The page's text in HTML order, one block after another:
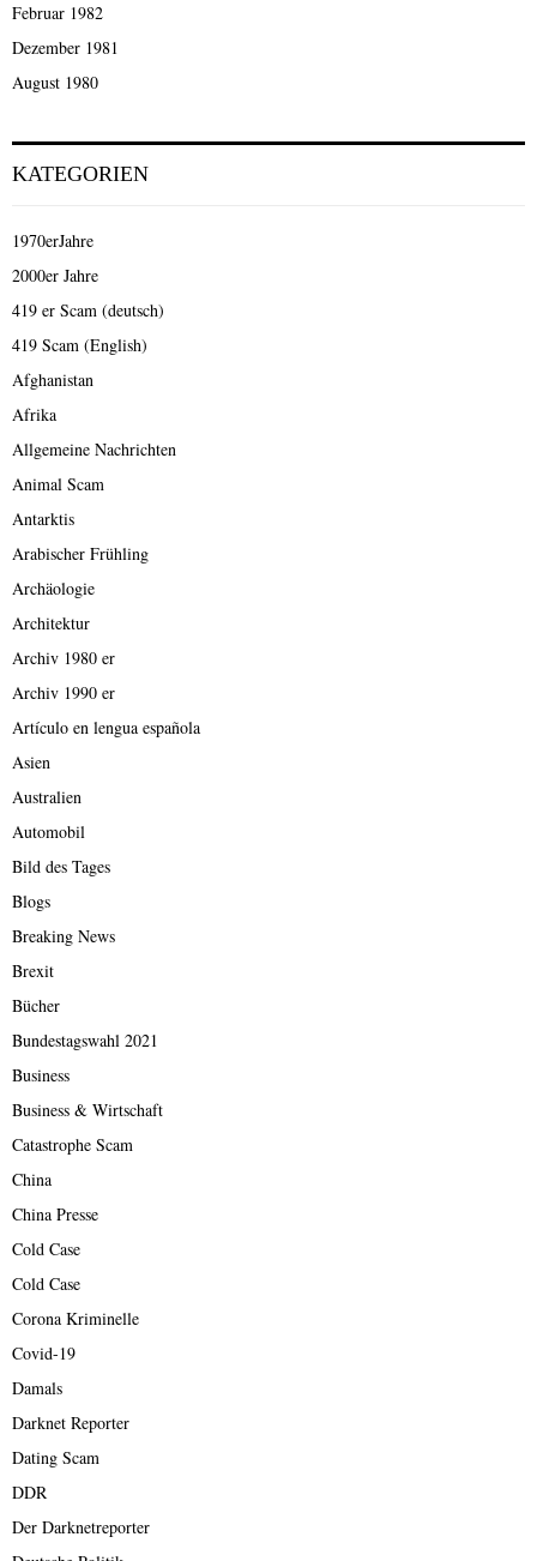
Februar 1982
Dezember 1981
August 1980
KATEGORIEN
1970erJahre
2000er Jahre
419 er Scam (deutsch)
419 Scam (English)
Afghanistan
Afrika
Allgemeine Nachrichten
Animal Scam
Antarktis
Arabischer Frühling
Archäologie
Architektur
Archiv 1980 er
Archiv 1990 er
Artículo en lengua española
Asien
Australien
Automobil
Bild des Tages
Blogs
Breaking News
Brexit
Bücher
Bundestagswahl 2021
Business
Business & Wirtschaft
Catastrophe Scam
China
China Presse
Cold Case
Cold Case
Corona Kriminelle
Covid-19
Damals
Darknet Reporter
Dating Scam
DDR
Der Darknetreporter